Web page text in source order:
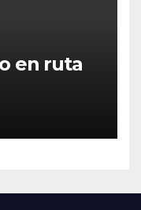
en ruta